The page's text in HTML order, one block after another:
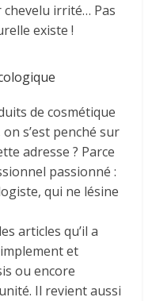
chevelu irrité… Pas
existe !
de cosmétique
s’est penché sur
adresse ? Parce
passionné :
qui ne lésine
articles qu’il a
et
ou encore
Il revient aussi